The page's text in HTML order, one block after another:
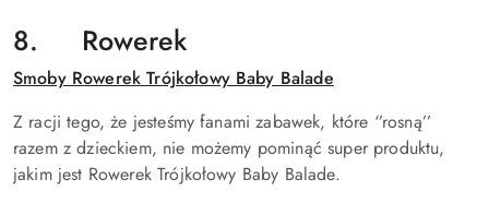
8. Rowerek
Smoby Rowerek Trójkołowy Baby Balade
Z racji tego, że jesteśmy fanami zabawek, które ‘’rosną’’
razem z dzieckiem, nie możemy pominąć super produktu,
jakim jest Rowerek Trójkołowy Baby Balade.